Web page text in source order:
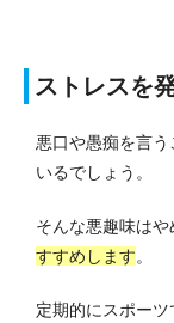
ストレスを
悪口や愚痴を言
いるでしょう。
そんな悪趣味はや
すすめします。
定期的にスポー